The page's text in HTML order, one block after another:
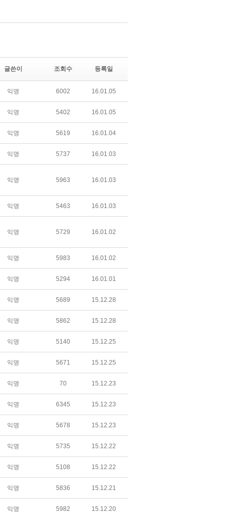
글쓴이 조회수 등록일
익명 6002 16.01.05
익명 5402 16.01.05
익명 5619 16.01.04
익명 5737 16.01.03
익명 5963 16.01.03
익명 5463 16.01.03
익명 5729 16.01.02
익명 5983 16.01.02
익명 5294 16.01.01
익명 5689 15.12.28
익명 5862 15.12.28
익명 5140 15.12.25
익명 5671 15.12.25
익명 70 15.12.23
익명 6345 15.12.23
익명 5678 15.12.23
익명 5735 15.12.22
익명 5108 15.12.22
익명 5836 15.12.21
익명 5982 15.12.20